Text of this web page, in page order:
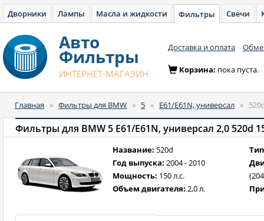
Дворники Лампы Масла и жидкости Фильтры Свечи
Авто
Фильтры
ИНТЕРНЕТ-МАГАЗИН
Доставка и оплата
Корзина: пока пуста.
Главная » Фильтры для BMW » 5 » E61/E61N, универсал »
Название: 520d
Год выпуска: 2004 - 2010
Мощность: 150 л.с.
Объем двигателя: 2,0 л.